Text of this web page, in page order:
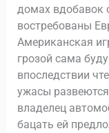
домах вдобавок
востребованы
Американская
грозой сама
впоследствии
ужасы
владелец
бацать ей